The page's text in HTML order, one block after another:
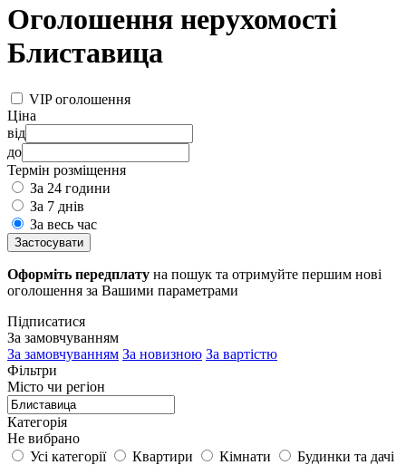
Оголошення нерухомості
Блиставица
VIP оголошення
Ціна
від
до
Термін розміщення
За 24 години
За 7 днів
За весь час
Застосувати
Оформіть передплату на пошук та отримуйте першим нові
оголошення за Вашими параметрами
Підписатися
За замовчуванням
За замовчуванням За новизною За вартістю
Фільтри
Місто чи регіон
Категорія
Не вибрано
Усі категорії
Квартири Кімнати
Будинки та дачі